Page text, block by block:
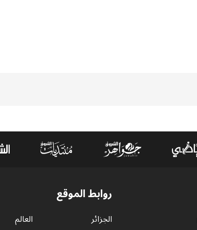
روابط الموقع
الجزائر العالم